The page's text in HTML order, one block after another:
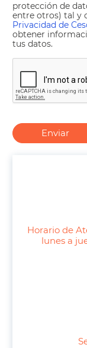
Horario de
lunes a
protección de
entre otros) tal y
Privacidad de
obtener
tus datos.
Enviar